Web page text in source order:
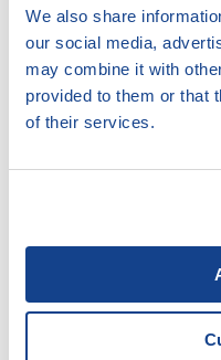
We also share
our social media,
may combine it with
provided to them or that
of their services.
2.1. Význam
2.2. Právní řád
2.3. Právní
2.4. Právo
2.8. Kde hledat
2.9. Realizace